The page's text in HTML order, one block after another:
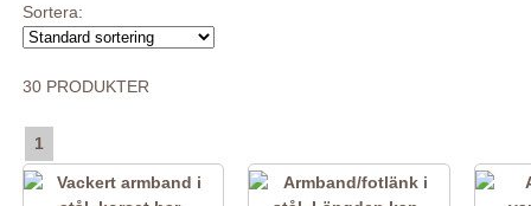
Sortera:
30 PRODUKTER
1